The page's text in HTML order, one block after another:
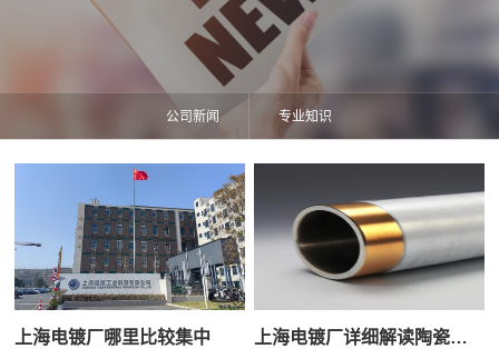
公司新闻 专业知识
上海电镀厂哪里比较集中 上海电镀厂详细解读陶瓷电镀工作原理及流程